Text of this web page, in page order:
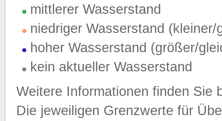
mittlerer Wasserstand
niedriger Wasserstand (kleiner/
hoher Wasserstand (größer/
kein aktueller Wasserstand
Weitere Informationen finden Sie
Die jeweiligen Grenzwerte für